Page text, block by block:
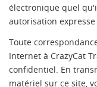
électronique quel
autorisation
Toute
Internet à CrazyCat
confidentiel. En
matériel sur ce site,
MES LISTES
CRÉER UNE
NOM DE LA LISTE
Vous devez être